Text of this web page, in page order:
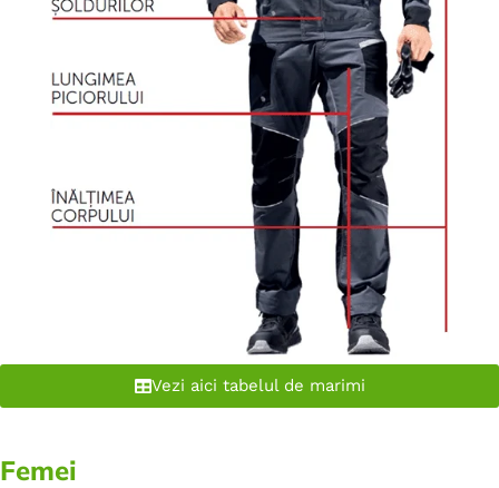
Vezi aici tabelul de marimi
Femei